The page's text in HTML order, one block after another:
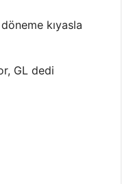
kıyasla
GL dedi